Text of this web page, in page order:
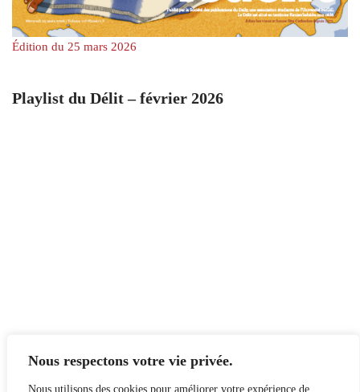
Nous respectons votre vie privée.
Nous utilisons des cookies pour améliorer votre expérience de
Édition du 25 mars 2026
Playlist du Délit – février 2026